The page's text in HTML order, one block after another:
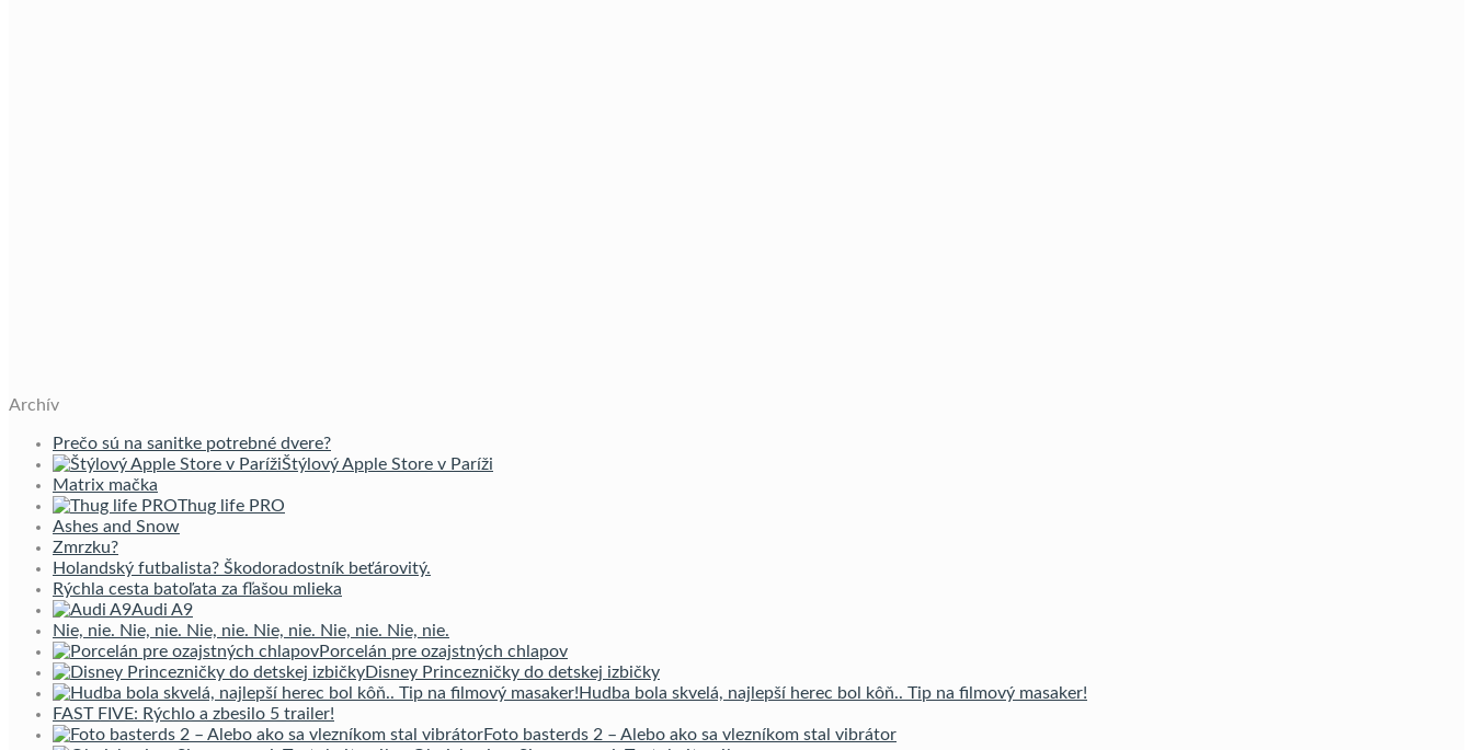
Archív
Prečo sú na sanitke potrebné dvere?
Štýlový Apple Store v Paríži
Matrix mačka
Thug life PRO
Ashes and Snow
Zmrzku?
Holandský futbalista? Škodoradostník beťárovitý.
Rýchla cesta batoľata za fľašou mlieka
Audi A9
Nie, nie. Nie, nie. Nie, nie. Nie, nie. Nie, nie. Nie, nie.
Porcelán pre ozajstných chlapov
Disney Princezničky do detskej izbičky
Hudba bola skvelá, najlepší herec bol kôň.. Tip na filmový masaker!
FAST FIVE: Rýchlo a zbesilo 5 trailer!
Foto basterds 2 – Alebo ako sa vlezníkom stal vibrátor